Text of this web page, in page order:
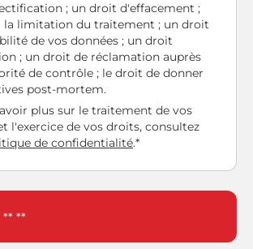
; un droit d'effacement ;
la limitation du traitement ; un droit
de vos données ; un droit
; un droit de réclamation auprès
de contrôle ; le droit de donner
post-mortem.
plus sur le traitement de vos
l'exercice de vos droits, consultez
de confidentialité.*
** **